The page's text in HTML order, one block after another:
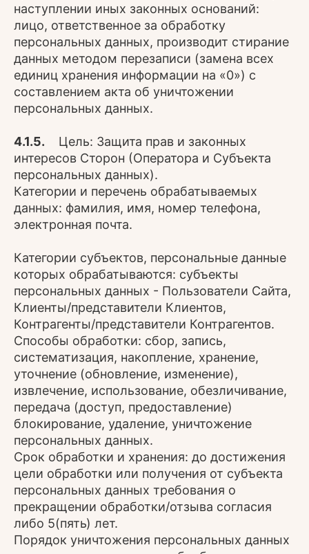
наступлении иных законных оснований:
лицо, ответственное за обработку
персональных данных, производит стирание
данных методом перезаписи (замена всех
единиц хранения информации на «0») с
составлением акта об уничтожении
персональных данных.
4.1.5. Цель: Защита прав и законных
интересов Сторон (Оператора и Субъекта
персональных данных).
Категории и перечень обрабатываемых
данных: фамилия, имя, номер телефона,
электронная почта.
Категории субъектов, персональные данные
которых обрабатываются: субъекты
персональных данных - Пользователи Сайта,
Клиенты/представители Клиентов,
Контрагенты/представители Контрагентов.
Способы обработки: сбор, запись,
систематизация, накопление, хранение,
уточнение (обновление, изменение),
извлечение, использование, обезличивание,
передача (доступ, предоставление)
блокирование, удаление, уничтожение
персональных данных.
Срок обработки и хранения: до достижения
цели обработки или получения от субъекта
персональных данных требования о
прекращении обработки/отзыва согласия
либо 5(пять) лет.
Порядок уничтожения персональных данных